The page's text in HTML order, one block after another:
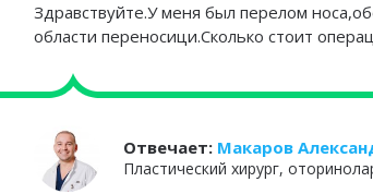
Здравствуйте.У меня был перелом
области переносици.Сколько стоит
Отвечает: Макаров
Пластический хирург,